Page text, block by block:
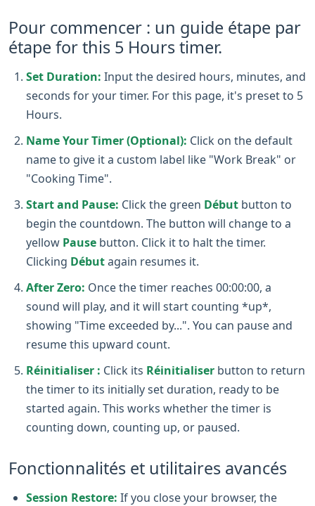
Pour commencer : un guide étape par
étape for this 5 Hours timer.
Set Duration: Input the desired hours, minutes, and
seconds for your timer. For this page, it's preset to 5
Hours.
Name Your Timer (Optional): Click on the default
name to give it a custom label like "Work Break" or
"Cooking Time".
Start and Pause: Click the green Début button to
begin the countdown. The button will change to a
yellow Pause button. Click it to halt the timer.
Clicking Débutagain resumes it.
After Zero: Once the timer reaches 00:00:00, a
sound will play, and it will start counting *up*,
showing "Time exceeded by...". You can pause and
resume this upward count.
Réinitialiser : Click its Réinitialiser button to return
the timer to its initially set duration, ready to be
started again. This works whether the timer is
counting down, counting up, or paused.
Fonctionnalités et utilitaires avancés
Session Restore: If you close your browser, the